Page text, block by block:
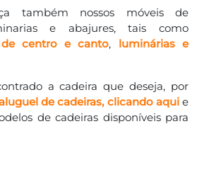
também nossos móveis de
e abajures, tais como
de centro e canto, luminárias e
a cadeira que deseja, por
de cadeiras, clicando aquie
de cadeiras disponíveis para